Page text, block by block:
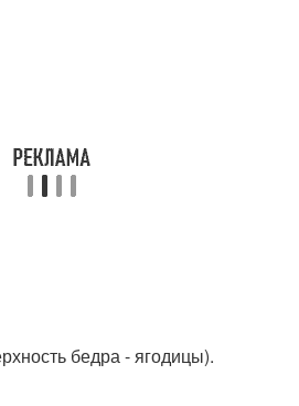
бедра - ягодицы).